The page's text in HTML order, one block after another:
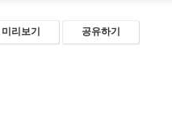
미리보기 공유하기